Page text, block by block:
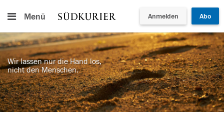
Menü Anmelden Abo
Wir lassen nur die Hand los,
nicht den Menschen.